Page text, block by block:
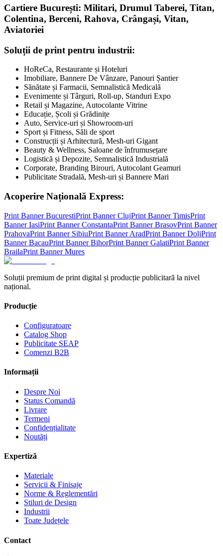
Cartiere București: Militari, Drumul Taberei, Titan,
Colentina, Berceni, Rahova, Crângași, Vitan,
Aviatoriei
Soluții de print pentru industrii:
HoReCa, Restaurante și Hoteluri
Imobiliare, Bannere De Vânzare, Panouri Șantier
Sănătate și Farmacii, Semnalistică Medicală
Evenimente și Târguri, Roll-up, Standuri Expo
Retail și Magazine, Autocolante Vitrine
Educație, Școli și Grădinițe
Auto, Service-uri și Showroom-uri
Sport și Fitness, Săli de sport
Construcții și Arhitectură, Mesh-uri Gigant
Beauty & Wellness, Saloane de înfrumusețare
Logistică și Depozite, Semnalistică Industrială
Corporate, Branding Birouri, Autocolant Geamuri
Publicitate Stradală, Mesh-uri și Bannere Mari
Acoperire Națională Express:
Print BannerBucurestiPrint BannerClujPrint BannerTimisPrint
BannerIasiPrint BannerConstantaPrint BannerBrasovPrint Banner
PrahovaPrint Banner SibiuPrint BannerAradPrint BannerDoljPrint
BannerBacauPrint BannerBihorPrint BannerGalatiPrint Banner
BrailaPrint BannerMures
Soluții premium de print digital și producție publicitară la nivel
național.
Producție
Configuratoare
Catalog Shop
Publicitate SEAP
Comenzi B2B
Informații
Despre Noi
Status Comandă
Livrare
Termeni
Confidențialitate
Noutăți
Expertiză
Materiale
Servicii & Finisaje
Norme & Reglementări
Stiluri de Design
Industrii
Toate Județele
Contact